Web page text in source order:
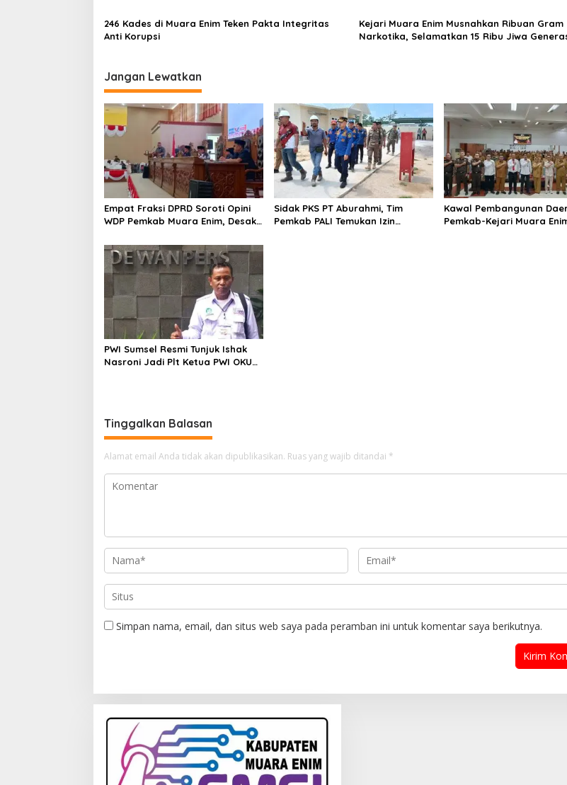
246 Kades di Muara Enim Teken Pakta Integritas
Anti Korupsi
Kejari Muara Enim Musnahkan Ribuan Gram
Narkotika, Selamatkan 15 Ribu Jiwa
Jangan Lewatkan
Empat Fraksi DPRD Soroti Opini
WDP Pemkab Muara Enim, Desak
Sidak PKS PT Aburahmi, Tim
Pemkab PALI Temukan Izin
Kawal Pembangunan
Pemkab-Kejari Muara
PWI Sumsel Resmi Tunjuk Ishak
Nasroni Jadi Plt Ketua PWI OKU
Tinggalkan Balasan
Alamat email Anda tidak akan dipublikasikan. Ruas yang wajib ditandai *
Simpan nama, email, dan situs web saya pada peramban ini untuk komentar saya berikutnya.